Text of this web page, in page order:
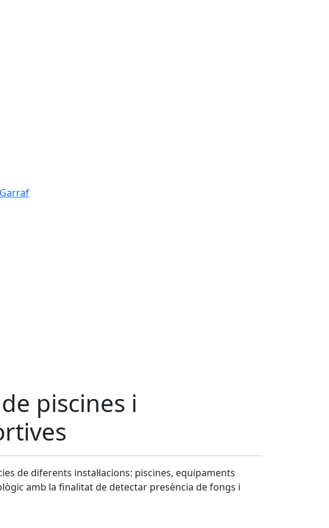
piscines i
de diferents instal·lacions: piscines, equipaments
amb la finalitat de detectar presència de fongs i